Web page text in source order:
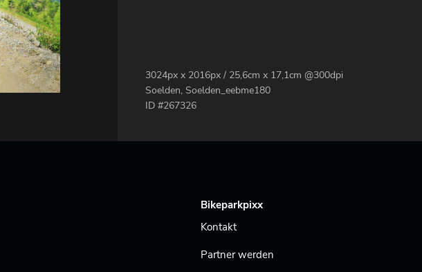
3024px x 2016px / 25,6cm x 17,1cm @300dpi
Soelden, Soelden_eebme180
ID #267326
Bikeparkpixx
Kontakt
Partner werden